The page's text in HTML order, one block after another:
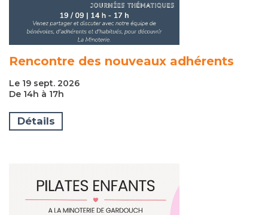
Rencontre des nouveaux adhérents
Le 19 sept. 2026
De 14h à 17h
Détails